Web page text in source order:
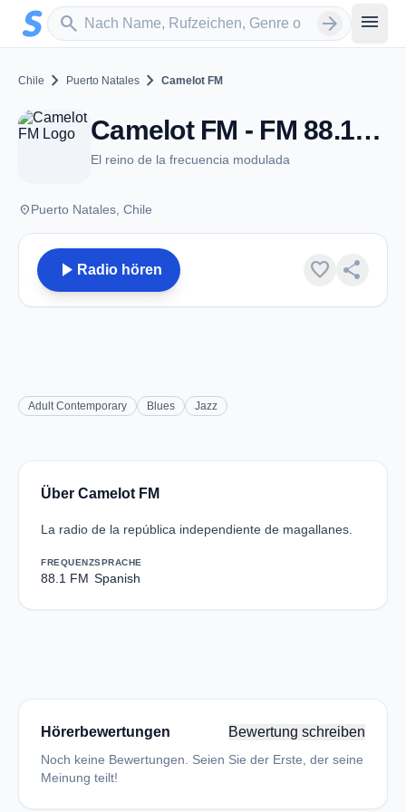
Zum Hauptinhalt springen
search
Sender suchen arrow_forward menu
Chile chevron_right Puerto Natales chevron_right Camelot FM
Camelot FM - FM 88.1 - Puerto Natales
El reino de la frecuencia modulada
placePuerto Natales, Chile
play_arrow Radio hören favorite share
Adult Contemporary Blues Jazz
Über Camelot FM
La radio de la república independiente de magallanes.
FREQUENZ
88.1 FM
SPRACHE
Spanish
Hörerbewertungen Bewertung schreiben
Noch keine Bewertungen. Seien Sie der Erste, der seine
Meinung teilt!